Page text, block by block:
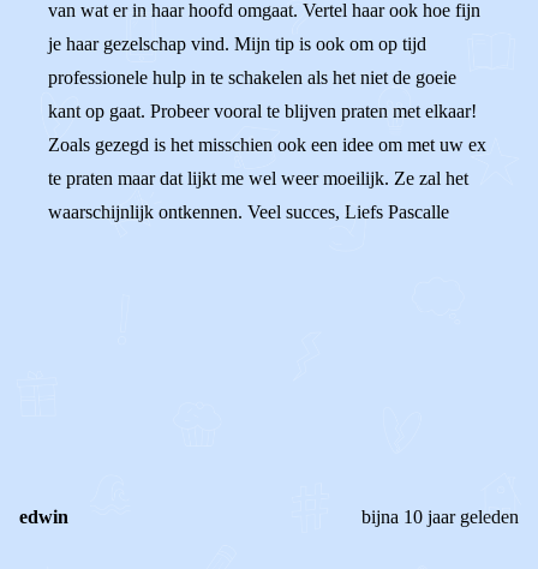
van wat er in haar hoofd omgaat. Vertel haar ook hoe fijn
je haar gezelschap vind. Mijn tip is ook om op tijd
professionele hulp in te schakelen als het niet de goeie
kant op gaat. Probeer vooral te blijven praten met elkaar!
Zoals gezegd is het misschien ook een idee om met uw ex
te praten maar dat lijkt me wel weer moeilijk. Ze zal het
waarschijnlijk ontkennen. Veel succes, Liefs Pascalle
edwin bijna 10 jaar geleden